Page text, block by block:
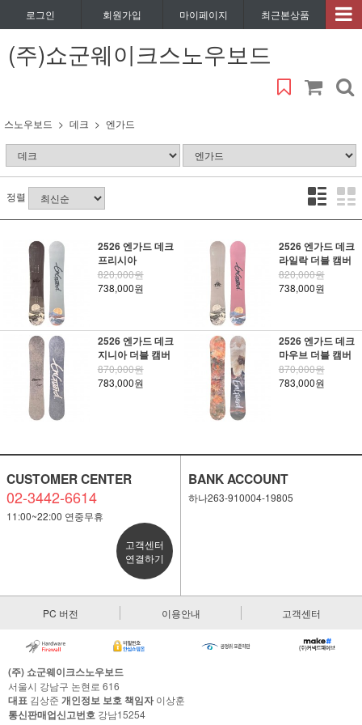
로그인 회원가입 마이페이지 최근본상품
(주)쇼군웨이크스노우보드
스노우보드 데크 엔가드
정렬
2526 엔가드 데크
프리시아
820,000원
738,000원
2526 엔가드 데크
라일락 더블 캠버
820,000원
738,000원
2526 엔가드 데크
지니아 더블 캠버
870,000원
783,000원
2526 엔가드 데크
마우브 더블 캠버
870,000원
783,000원
CUSTOMER CENTER
02-3442-6614
11:00~22:00 연중무휴
고객센터
연결하기
BANK ACCOUNT
하나263-910004-19805
PC 버전 이용안내 고객센터
(주) 쇼군웨이크스노우보드
서울시 강남구 논현로 616
대표 김상준 개인정보 보호 책임자이상훈
통신판매업신고번호 강남15254